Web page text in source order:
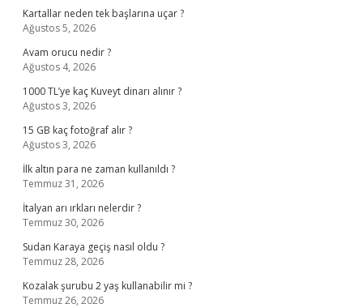
Kartallar neden tek başlarına uçar ?
Ağustos 5, 2026
Avam orucu nedir ?
Ağustos 4, 2026
1000 TL’ye kaç Kuveyt dinarı alınır ?
Ağustos 3, 2026
15 GB kaç fotoğraf alır ?
Ağustos 3, 2026
İlk altın para ne zaman kullanıldı ?
Temmuz 31, 2026
İtalyan arı ırkları nelerdir ?
Temmuz 30, 2026
Sudan Karaya geçiş nasıl oldu ?
Temmuz 28, 2026
Kozalak şurubu 2 yaş kullanabilir mi ?
Temmuz 26, 2026